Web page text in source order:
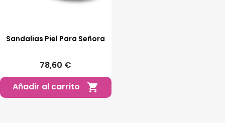
Sandalias Piel Para Señora
78,60 €
Añadir al carrito
